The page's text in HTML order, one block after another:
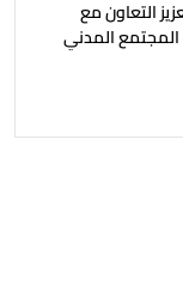
التعاون مع
المدني